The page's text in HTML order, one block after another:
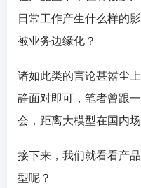
日常工作产生什么样的
被业务边缘化？
诸如此类的言论甚嚣尘
静面对即可，笔者曾跟
会，距离大模型在国内
接下来，我们就看看产
型呢？